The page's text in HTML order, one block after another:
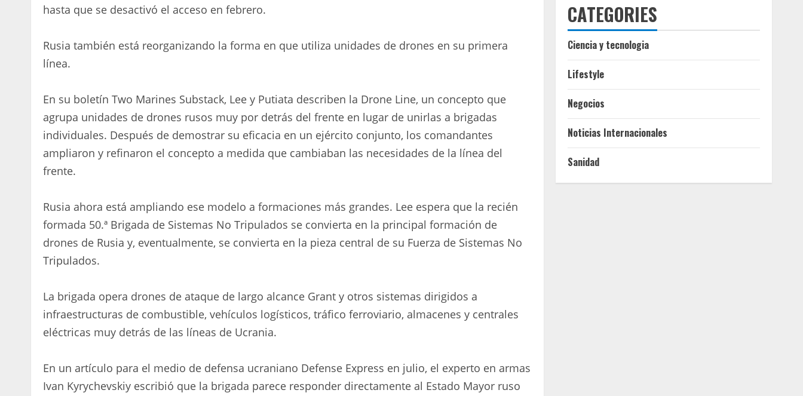
hasta que se desactivó el acceso en febrero.
Rusia también está reorganizando la forma en que utiliza unidades de drones en su primera
línea.
En su boletín Two Marines Substack, Lee y Putiata describen la Drone Line, un concepto que
agrupa unidades de drones rusos muy por detrás del frente en lugar de unirlas a brigadas
individuales. Después de demostrar su eficacia en un ejército conjunto, los comandantes
ampliaron y refinaron el concepto a medida que cambiaban las necesidades de la línea del
frente.
Rusia ahora está ampliando ese modelo a formaciones más grandes. Lee espera que la recién
formada 50.ª Brigada de Sistemas No Tripulados se convierta en la principal formación de
drones de Rusia y, eventualmente, se convierta en la pieza central de su Fuerza de Sistemas No
Tripulados.
La brigada opera drones de ataque de largo alcance Grant y otros sistemas dirigidos a
infraestructuras de combustible, vehículos logísticos, tráfico ferroviario, almacenes y centrales
eléctricas muy detrás de las líneas de Ucrania.
En un artículo para el medio de defensa ucraniano Defense Express en julio, el experto en armas
Ivan Kyrychevskiy escribió que la brigada parece responder directamente al Estado Mayor ruso
CATEGORIES
Ciencia y tecnologia
Lifestyle
Negocios
Noticias Internacionales
Sanidad